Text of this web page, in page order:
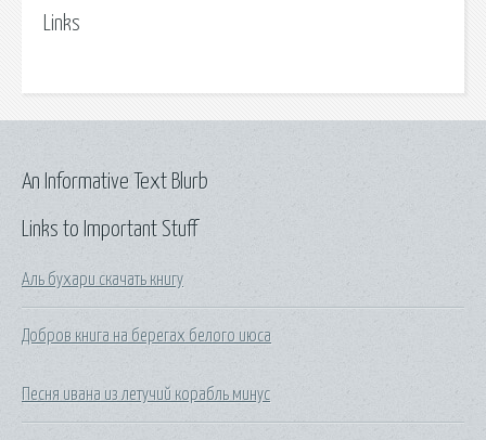
Links
Links to Important Stuff
Аль бухари скачать книгу
Добров книга на берегах белого июса
Песня ивана из летучий корабль минус
An Informative Text Blurb